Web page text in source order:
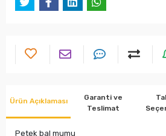
Ürün Açıklaması
Garanti ve
Teslimat
Petek bal mumu